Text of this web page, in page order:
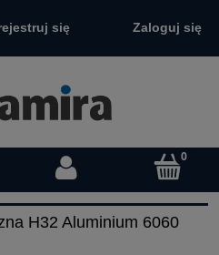
się Zaloguj się
H32 Aluminium 6060